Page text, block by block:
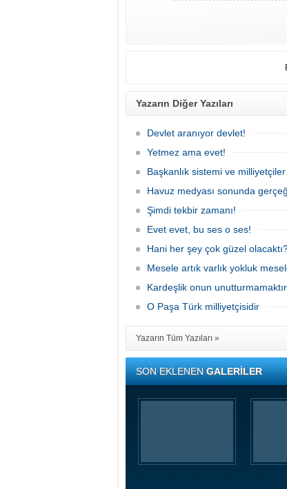
Yazarın Diğer Yazıları
Devlet aranıyor devlet!
Yetmez ama evet!
Başkanlık sistemi ve milliyetçiler
Havuz medyası sonunda
Şimdi tekbir zamanı!
Evet evet, bu ses o ses!
Hani her şey çok güzel
Mesele artık varlık yokluk
Kardeşlik onun unutturmamaktır
O Paşa Türk milliyetçisidir
Yazarın Tüm Yazıları »
SON EKLENENGALERİLER